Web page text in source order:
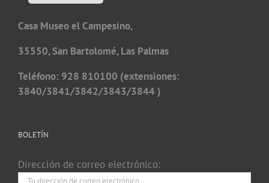
Casa Museo el Campesino,
35550, San Bartolomé, Las Palmas
Teléfono: 928 810100 (extensiones:
3840/3841/3842/3843/3844 )
BOLETÍN
Dirección de correo electrónico: